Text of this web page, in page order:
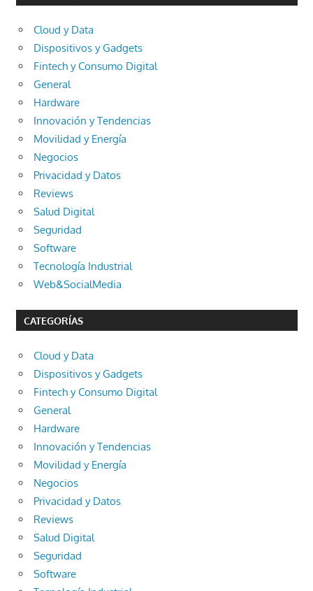
Cloud y Data
Dispositivos y Gadgets
Fintech y Consumo Digital
General
Hardware
Innovación y Tendencias
Movilidad y Energía
Negocios
Privacidad y Datos
Reviews
Salud Digital
Seguridad
Software
Tecnología Industrial
Web&SocialMedia
CATEGORÍAS
Cloud y Data
Dispositivos y Gadgets
Fintech y Consumo Digital
General
Hardware
Innovación y Tendencias
Movilidad y Energía
Negocios
Privacidad y Datos
Reviews
Salud Digital
Seguridad
Software